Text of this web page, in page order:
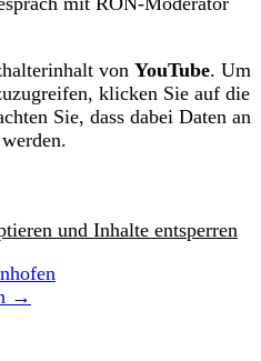
von YouTube. Um
klicken Sie auf die
Sie, dass dabei Daten an
und Inhalte entsperren
→